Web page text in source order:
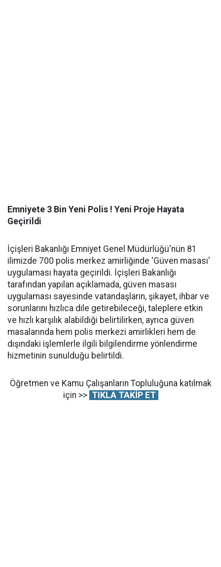
Emniyete 3 Bin Yeni Polis ! Yeni Proje Hayata
Geçirildi
İçişleri Bakanlığı Emniyet Genel Müdürlüğü'nün 81
ilimizde 700 polis merkez amirliğinde 'Güven masası'
uygulaması hayata geçirildi. İçişleri Bakanlığı
tarafından yapılan açıklamada, güven masası
uygulaması sayesinde vatandaşların, şikayet, ihbar ve
sorunlarını hızlıca dile getirebileceği, taleplere etkin
ve hızlı karşılık alabildiği belirtilirken, ayrıca güven
masalarında hem polis merkezi amirlikleri hem de
dışındaki işlemlerle ilgili bilgilendirme yönlendirme
hizmetinin sunulduğu belirtildi.
Öğretmen ve Kamu Çalışanların Topluluğuna katılmak
için >> TIKLA TAKİP ET